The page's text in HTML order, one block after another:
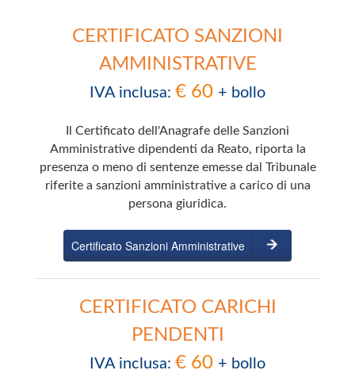
CERTIFICATO SANZIONI
AMMINISTRATIVE
IVA inclusa: € 60 + bollo
Il Certificato dell'Anagrafe delle Sanzioni
Amministrative dipendenti da Reato, riporta la
presenza o meno di sentenze emesse dal Tribunale
riferite a sanzioni amministrative a carico di una
persona giuridica.
Certificato Sanzioni Amministrative
CERTIFICATO CARICHI
PENDENTI
IVA inclusa: € 60 + bollo